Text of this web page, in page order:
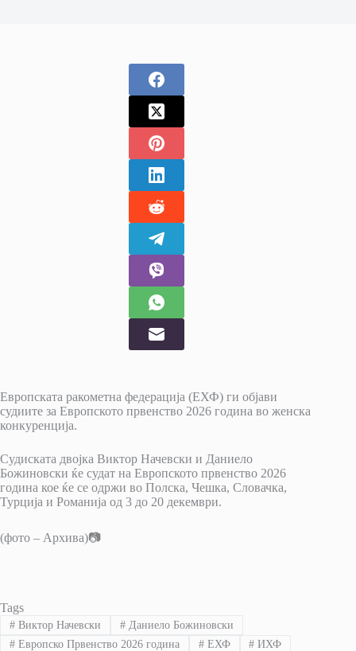
Европската ракометна федерација (ЕХФ) ги објави
судиите за Европското првенство 2026 година во женска
конкуренција.
Судиската двојка Виктор Начевски и Даниело
Божиновски ќе судат на Европското првенство 2026
година кое ќе се одржи во Полска, Чешка, Словачка,
Турција и Романија од 3 до 20 декември.
(фото – Архива)📷
Tags
#Виктор Начевски #Даниело Божиновски
#Европско Првенство 2026 година #ЕХФ # ИХФ